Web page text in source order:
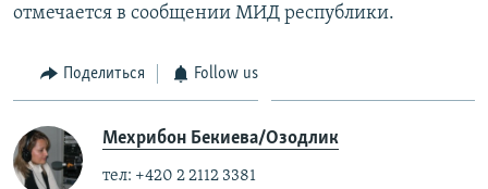
отмечается в сообщении МИД республики.
Поделиться Follow us
Мехрибон Бекиева/Озодлик
тел: +420 2 2112 3381